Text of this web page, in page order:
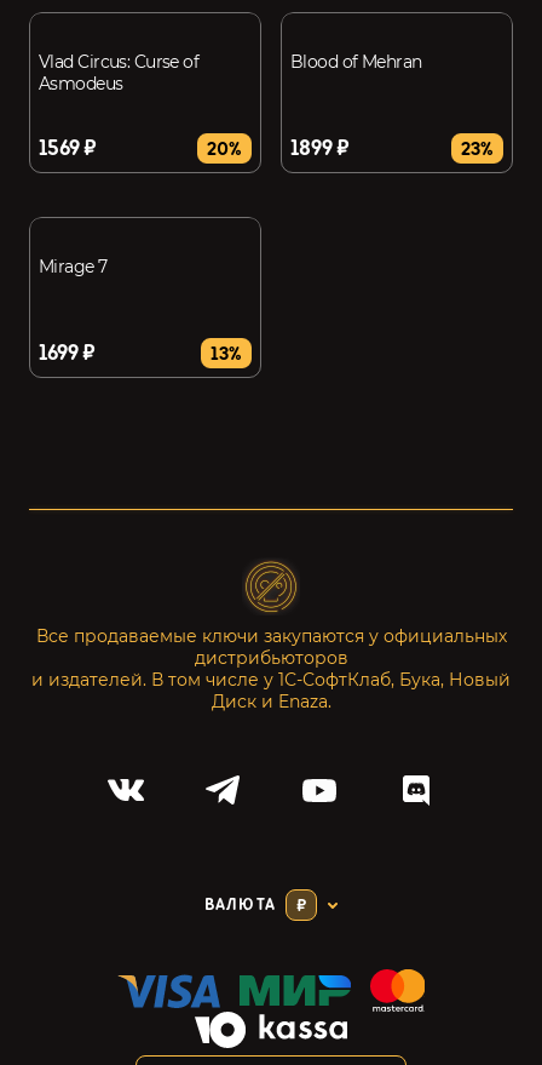
Vlad Circus: Curse of
Asmodeus
1569 ₽ 20%
Blood of Mehran
1899 ₽ 23%
Mirage 7
1699 ₽ 13%
Все продаваемые ключи закупаются у официальных
дистрибьюторов
и издателей. В том числе у 1С-СофтКлаб, Бука, Новый
Диск и Enaza.
ВАЛЮТА ₽